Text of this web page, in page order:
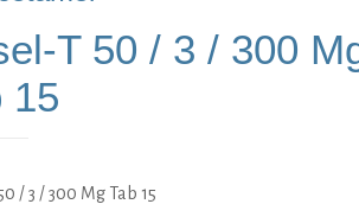
T 50 / 3 / 300
15
/ 3 / 300 Mg Tab 15